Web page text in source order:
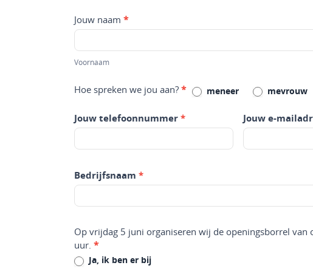
Aanmelden
voor
de
openingsborrel
en
op
juni
Jouw naam *
Voornaam
Voornaam
Hoe spreken we jou aan? * meneer mevrouw
Jouw telefoonnummer * Jouw e-
Bedrijfsnaam *
Op vrijdag 5 juni organiseren wij de openingsborrel van
uur. *
Ja, ik ben er bij